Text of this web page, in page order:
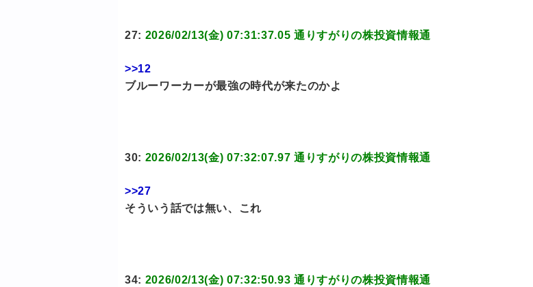
27: 2026/02/13(金) 07:31:37.05 通りすがりの株投資情報通
>>12
ブルーワーカーが最強の時代が来たのかよ
30: 2026/02/13(金) 07:32:07.97 通りすがりの株投資情報通
>>27
そういう話では無い、これ
34: 2026/02/13(金) 07:32:50.93 通りすがりの株投資情報通